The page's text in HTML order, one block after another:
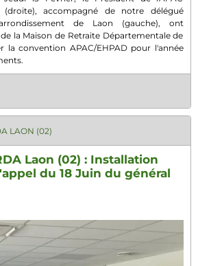
(droite), accompagné de notre délégué
de Laon (gauche), ont
la Maison de Retraite Départementale de
la convention APAC/EHPAD pour l'année
LAON (02)
Laon (02) : Installation
du 18 Juin du général